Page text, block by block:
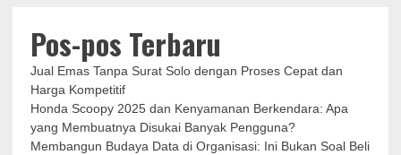
Pos-pos Terbaru
Jual Emas Tanpa Surat Solo dengan Proses Cepat dan
Harga Kompetitif
Honda Scoopy 2025 dan Kenyamanan Berkendara: Apa
yang Membuatnya Disukai Banyak Pengguna?
Membangun Budaya Data di Organisasi: Ini Bukan Soal Beli